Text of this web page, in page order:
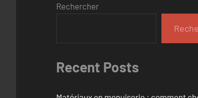
Rechercher
Recent Posts